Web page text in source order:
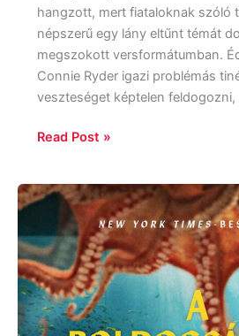
hangzott, mert fiataloknak szóló
népszerű egy lány eltűnt témát
megszokott versformátumban.
Connie Ryder igazi problémás
veszteséget képtelen
Read Post »
Shelby
Pelt:
A
boldogságnak
nyolc
karja